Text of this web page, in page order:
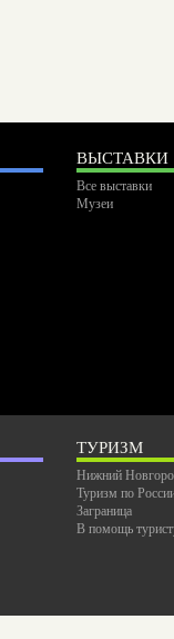
ВЫСТАВКИ
Все выставки
Музеи
ТУРИЗМ
Нижний
Туризм по
Заграница
В помощь